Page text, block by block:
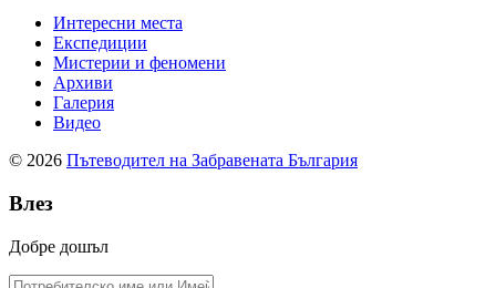
Интересни места
Експедиции
Мистерии и феномени
Архиви
Галерия
Видео
© 2026 Пътеводител на Забравената България
Влез
Добре дошъл